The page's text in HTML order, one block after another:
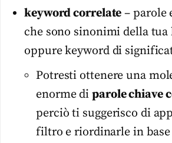
keyword correlate – parole
che sono sinonimi della tua
oppure keyword di
Potresti ottenere una
enorme diparole chiave
perciò ti suggerisco di
filtro e riordinarle in